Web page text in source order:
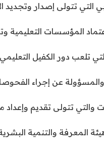
التي تتولى إصدار وتجديد
المؤسسات التعليمية
تلعب دور الكفيل
والمسؤولة عن إجراء
والتي تتولى تقديم وإعداد
المعرفة والتنمية